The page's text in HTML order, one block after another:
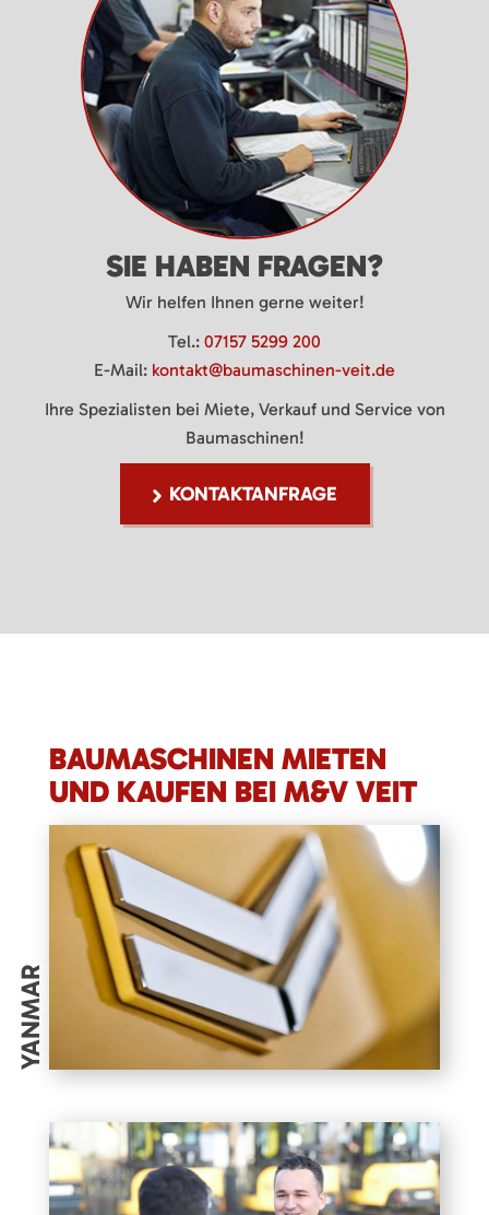
SIE HABEN FRAGEN?
Wir helfen Ihnen gerne weiter!
Tel.: 07157 5299 200
E-Mail: kontakt@baumaschinen-veit.de
Ihre Spezialisten bei Miete, Verkauf und Service von
Baumaschinen!
KONTAKTANFRAGE
BAUMASCHINEN MIETEN
UND KAUFEN BEI M&V VEIT
YANMAR